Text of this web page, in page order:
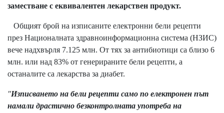
заместване с еквивалентен лекарствен продукт.
Общият брой на изписаните електронни бели рецепти
през Националната здравноинформационна система (НЗИС)
вече надхвърля 7.125 млн. От тях за антибиотици са близо 6
млн. или над 83% от генерираните бели рецепти, а
останалите са лекарства за диабет.
"Изписването на бели рецепти само по електронен път
намали драстично безконтролната употреба на